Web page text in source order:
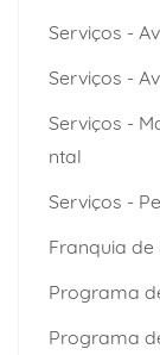
Serviços -
Serviços -
Serviços -
ntal
Serviços -
Franquia
Programa
Programa